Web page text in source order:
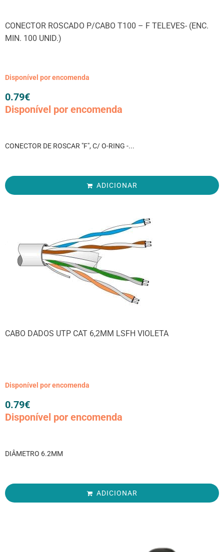
CONECTOR ROSCADO P/CABO T100 – F TELEVES- (ENC.
MIN. 100 UNID.)
Disponível por encomenda
0.79€
Disponível por encomenda
CONECTOR DE ROSCAR "F", C/ O-RING -...
ADICIONAR
CABO DADOS UTP CAT 6,2MM LSFH VIOLETA
Disponível por encomenda
0.79€
Disponível por encomenda
DIÂMETRO 6.2MM
ADICIONAR